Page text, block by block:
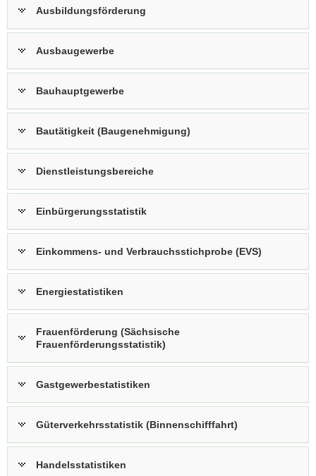
Ausbildungsförderung
Ausbaugewerbe
Bauhauptgewerbe
Bautätigkeit (Baugenehmigung)
Dienstleistungsbereiche
Einbürgerungsstatistik
Einkommens- und Verbrauchsstichprobe (EVS)
Energiestatistiken
Frauenförderung (Sächsische
Frauenförderungsstatistik)
Gastgewerbestatistiken
Güterverkehrsstatistik (Binnenschifffahrt)
Handelsstatistiken